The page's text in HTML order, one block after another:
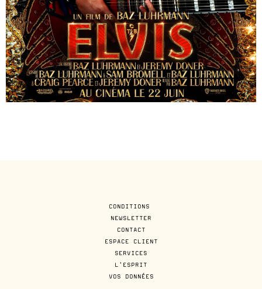
CONDITIONS
NEWSLETTER
CONTACT
ESPACE CLIENT
SERVICES
L'ESPRIT
VOS DONNÉES